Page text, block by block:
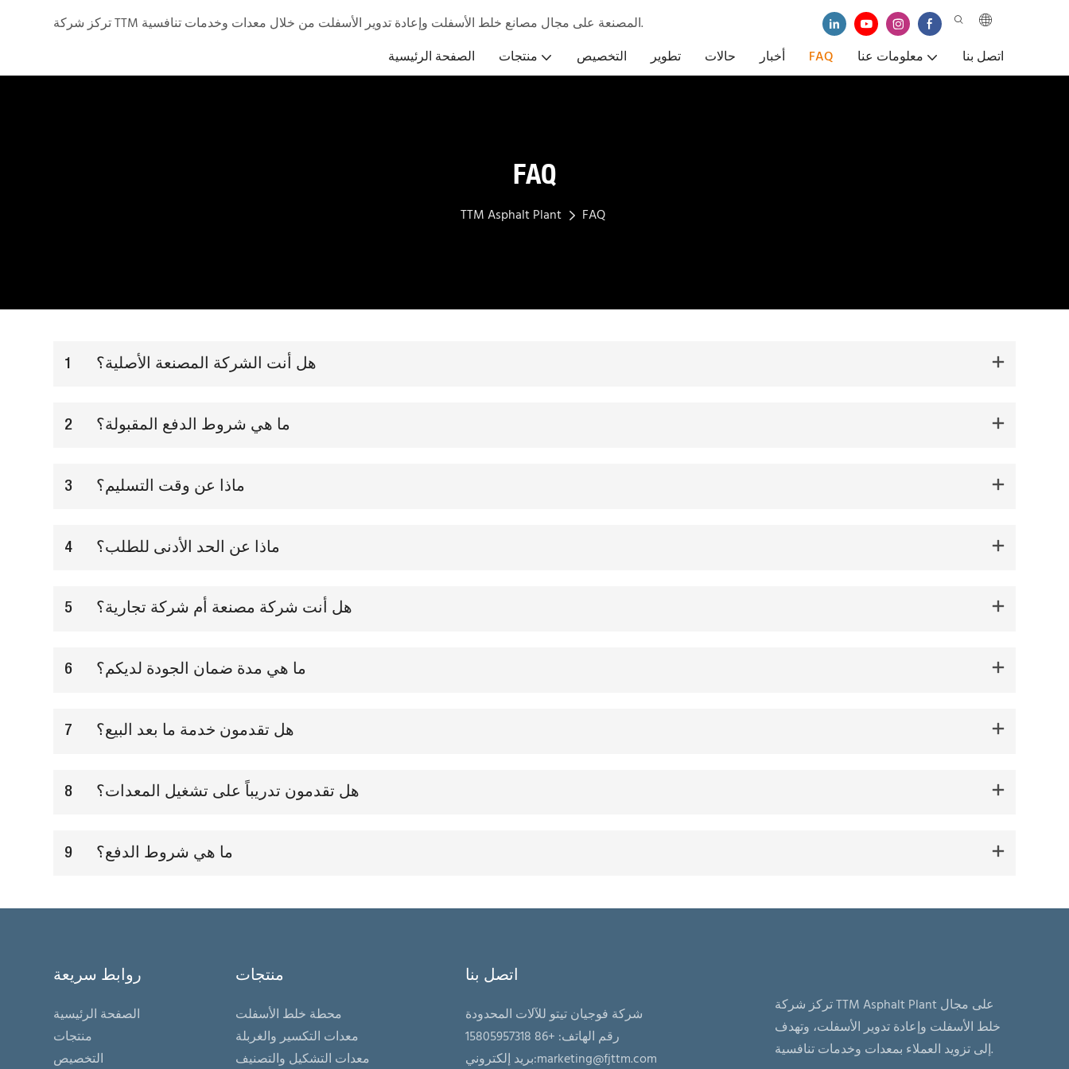
تركز شركة TTM المصنعة على مجال مصانع خلط الأسفلت وإعادة تدوير الأسفلت من خلال معدات وخدمات تنافسية.
الصفحة الرئيسية
منتجات التخصيص تطوير حالات أخبار FAQ معلومات عنا اتصل بنا
FAQ
TTM Asphalt Plant FAQ
1 هل أنت الشركة المصنعة الأصلية؟
2 ما هي شروط الدفع المقبولة؟
3 ماذا عن وقت التسليم؟
4 ماذا عن الحد الأدنى للطلب؟
5 هل أنت شركة مصنعة أم شركة تجارية؟
6 ما هي مدة ضمان الجودة لديكم؟
7 هل تقدمون خدمة ما بعد البيع؟
8 هل تقدمون تدريباً على تشغيل المعدات؟
9 ما هي شروط الدفع؟
روابط سريعة
الصفحة الرئيسية
منتجات
التخصيص
منتجات
محطة خلط الأسفلت
معدات التكسير والغربلة
معدات التشكيل والتصنيف
اتصل بنا
شركة فوجيان تيتو للآلات المحدودة
رقم الهاتف: +86 15805957318
بريد إلكتروني:marketing@fjttm.com
تركز شركة TTM Asphalt Plant على مجال
خلط الأسفلت وإعادة تدوير الأسفلت، وتهدف
إلى تزويد العملاء بمعدات وخدمات تنافسية.